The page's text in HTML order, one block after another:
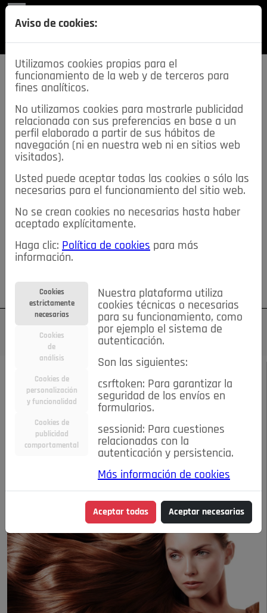
SECCIONES
descarga esta
REVISTA
≡NOTICIAS
NOTICIAS SERVICIOS DE INTERÉS
TABLÓN DE ANUNCIOS MIS ANUNCIOS CONTACTO
NOSOTROS
Su cuenta Regístrese ¿Olvidó su contraseña?
OCTUBRE 2012 /
El otoño y la caída del
cabello
Aviso de cookies:
Utilizamos cookies propias para el
funcionamiento de la web y de terceros para
fines analíticos.
No utilizamos cookies para mostrarle publicidad
relacionada con sus preferencias en base a un
perfil elaborado a partir de sus hábitos de
navegación (ni en nuestra web ni en sitios web
visitados).
Usted puede aceptar todas las cookies o sólo las
necesarias para el funcionamiento del sitio web.
No se crean cookies no necesarias hasta haber
aceptado explícitamente.
Haga clic: Política de cookies para más
información.
Cookies
estrictamente
necesarias
Cookies
de
análisis
Cookies de
personalización
y funcionalidad
Cookies de
publicidad
comportamental
Nuestra plataforma utiliza
cookies técnicas o necesarias
para su funcionamiento, como
por ejemplo el sistema de
autenticación.
Son las siguientes:
csrftoken: Para garantizar la
seguridad de los envíos en
formularios.
sessionid: Para cuestiones
relacionadas con la
autenticación y persistencia.
Más información de cookies
Aceptar todas Aceptar necesarias